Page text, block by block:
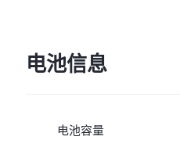
电池信息
电池容量